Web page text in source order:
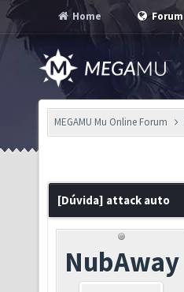
Home Forum
MEGAMU Mu Online Forum
[Dúvida] attack auto
NubAway